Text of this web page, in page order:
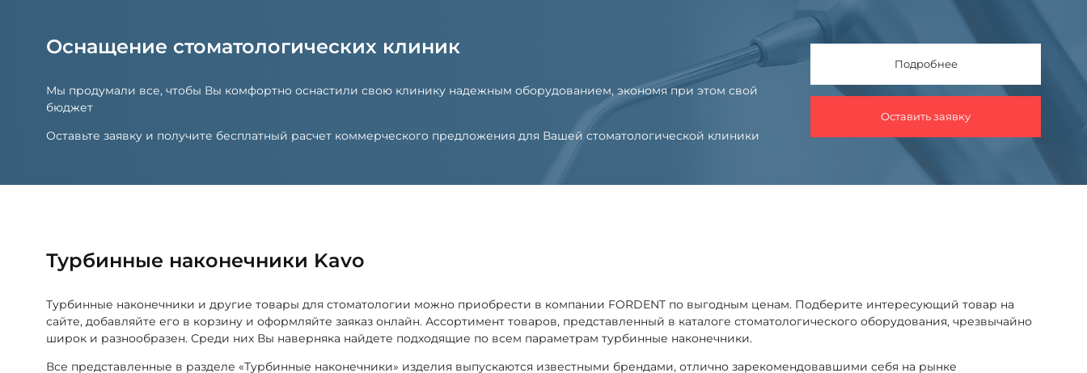
Оснащение стоматологических клиник
Мы продумали все, чтобы Вы комфортно оснастили свою клинику надежным оборудованием, экономя при этом свой
бюджет
Оставьте заявку и получите бесплатный расчет коммерческого предложения для Вашей стоматологической клиники
Подробнее
Оставить заявку
Турбинные наконечники Kavo
Турбинные наконечники и другие товары для стоматологии можно приобрести в компании FORDENT по выгодным ценам. Подберите интересующий товар на
сайте, добавляйте его в корзину и оформляйте заяказ онлайн. Ассортимент товаров, представленный в каталоге стоматологического оборудования, чрезвычайно
широк и разнообразен. Среди них Вы наверняка найдете подходящие по всем параметрам турбинные наконечники.
Все представленные в разделе «Турбинные наконечники» изделия выпускаются известными брендами, отлично зарекомендовавшими себя на рынке